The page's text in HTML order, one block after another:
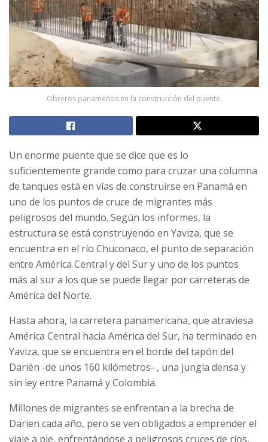
Obreros panameños en la construcción del puente.
Un enorme puente que se dice que es lo
suficientemente grande como para cruzar una columna
de tanques está en vías de construirse en Panamá en
uno de los puntos de cruce de migrantes más
peligrosos del mundo. Según los informes, la
estructura se está construyendo en Yaviza, que se
encuentra en el río Chuconaco, el punto de separación
entre América Central y del Sur y uno de los puntos
más al sur a los que se puede llegar por carreteras de
América del Norte.
Hasta ahora, la carretera panamericana, que atraviesa
América Central hacia América del Sur, ha terminado en
Yaviza, que se encuentra en el borde del tapón del
Darién -de unos 160 kilómetros- , una jungla densa y
sin ley entre Panamá y Colombia.
Millones de migrantes se enfrentan a la brecha de
Darien cada año, pero se ven obligados a emprender el
viaje a pie, enfrentándose a peligrosos cruces de ríos,